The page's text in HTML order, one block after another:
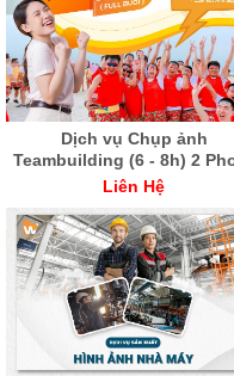
Dịch vụ Chụp ảnh
Teambuilding (6 - 8h) 2
Liên Hệ